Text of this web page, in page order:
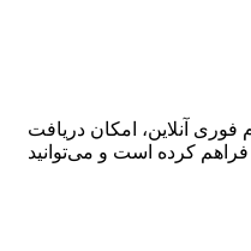
آنلاین، امکان دریافت
تومان را فراهم کرده است و می‌توانید